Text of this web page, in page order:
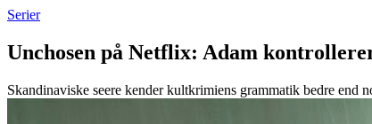
Serier
Unchosen på Netflix: Adam
Skandinaviske seere kender kultkrimiens grammatik bedre end